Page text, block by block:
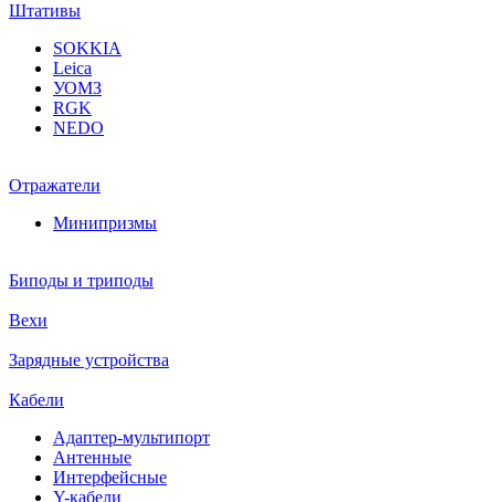
Штативы
SOKKIA
Leica
УОМЗ
RGK
NEDO
Отражатели
Минипризмы
Биподы и триподы
Вехи
Зарядные устройства
Кабели
Адаптер-мультипорт
Антенные
Интерфейсные
Y-кабели